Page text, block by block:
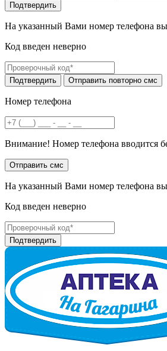
На указанный Вами номер телефона
Код введен неверно
Номер телефона
Внимание! Номер телефона вводится
На указанный Вами номер телефона
Код введен неверно